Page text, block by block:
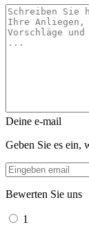
Deine e-mail
Geben Sie es ein,
Bewerten Sie uns
1